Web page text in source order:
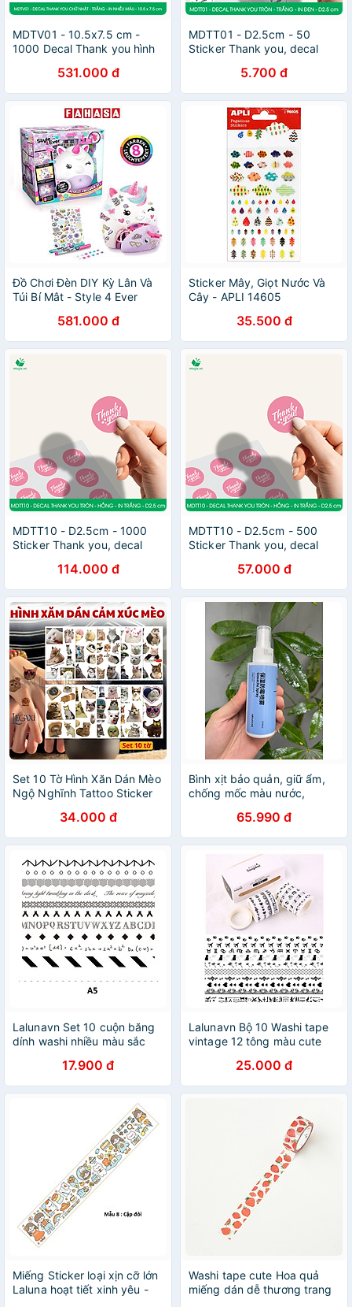
MDTV01 - 10.5x7.5 cm -
1000 Decal Thank you hình
Label Thank you, tem nhãn
cảm ơn có sẵn keo dán niêm
phong gói hàng
531.000 đ
MDTT01 - D2.5cm - 50
Sticker Thank you, decal
carton, tem cám ơn, nhãn
dán cảm ơn trang trí gói
hàng
5.700 đ
Đồ Chơi Đèn DIY Kỳ Lân Và
Túi Bí Mât - Style 4 Ever
581.000 đ
Sticker Mây, Giọt Nước Và
Cây - APLI 14605
35.500 đ
MDTT10 - D2.5cm - 1000
Sticker Thank you, decal
carton, tem cám ơn, nhãn
dán cảm ơn trang trí gói
hàng
114.000 đ
MDTT10 - D2.5cm - 500
Sticker Thank you, decal
carton, tem cám ơn, nhãn
dán cảm ơn trang trí gói
hàng
57.000 đ
Set 10 Tờ Hình Xăn Dán Mèo
Ngộ Nghĩnh Tattoo Sticker
Hài Hước Cute Cho Bé
34.000 đ
Bình xịt bảo quản, giữ ẩm,
chống mốc màu nước,
100ml/200ml Lalunavn B168
65.990 đ
Lalunavn Set 10 cuộn băng
dính washi nhiều màu sắc
scrapbook/album độc đáo
17.900 đ
Lalunavn Bộ 10 Washi tape
vintage 12 tông màu cute
bullet journal - A04
25.000 đ
Miếng Sticker loại xịn cỡ lớn
Laluna hoạt tiết xinh yêu -
Washi tape cute Hoa quả
miếng dán dễ thương trang